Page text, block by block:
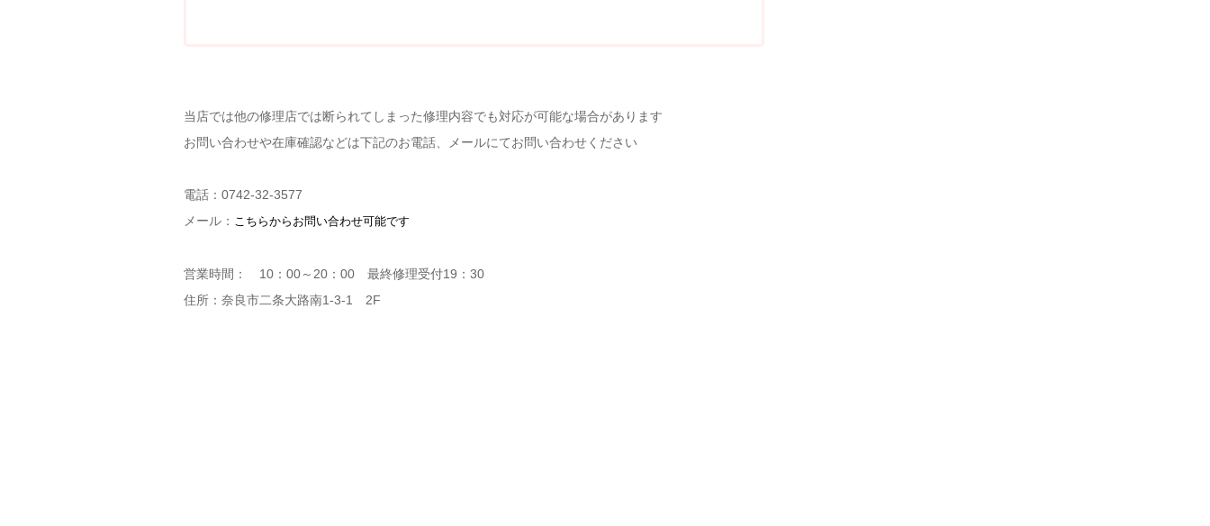
当店では他の修理店では断られてしまった修理内容でも対応が可能な場合があります
お問い合わせや在庫確認などは下記のお電話、メールにてお問い合わせください
電話：0742-32-3577
メール： こちらからお問い合わせ可能です
営業時間： 10：00～20：00 最終修理受付19：30
住所：奈良市二条大路南1-3-1 2F